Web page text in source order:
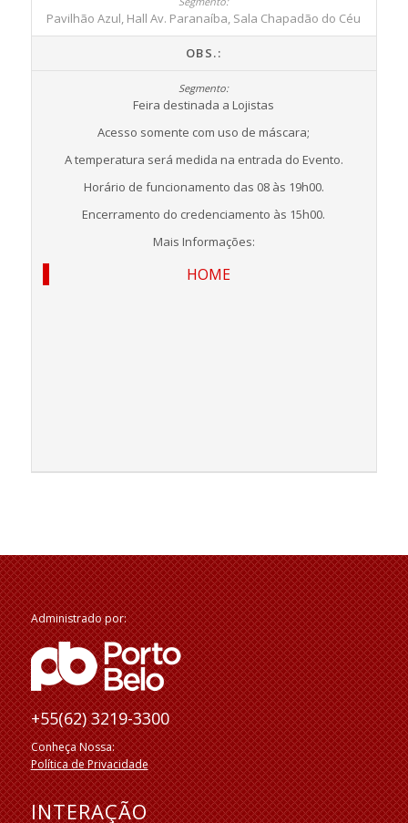
Pavilhão Azul, Hall Av. Paranaíba, Sala Chapadão do Céu
OBS.:
Feira destinada a Lojistas
Acesso somente com uso de máscara;
A temperatura será medida na entrada do Evento.
Horário de funcionamento das 08 às 19h00.
Encerramento do credenciamento às 15h00.
Mais Informações:
HOME
Administrado por:
+55(62) 3219-3300
Conheça Nossa:
Política de Privacidade
INTERAÇÃO